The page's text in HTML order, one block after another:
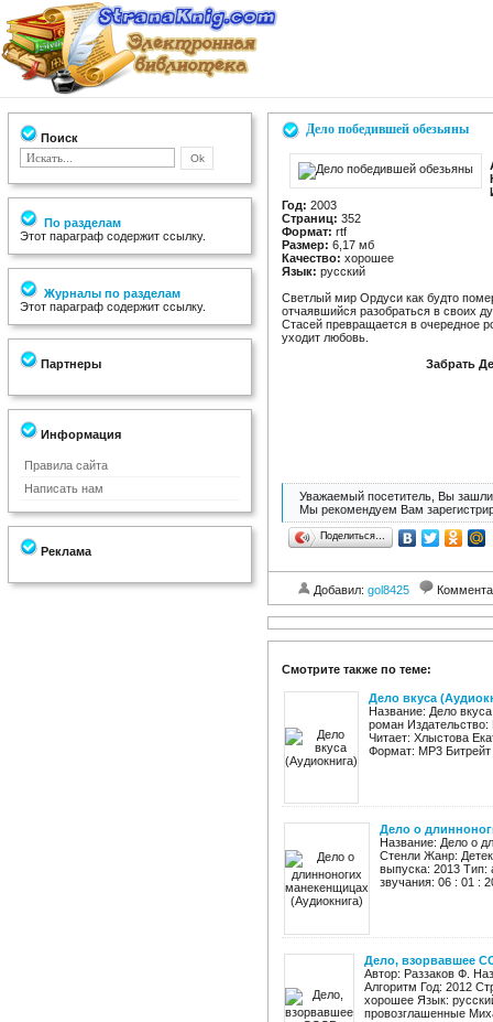
Поиск
По разделам
Этот параграф содержит ссылку.
Журналы по разделам
Этот параграф содержит ссылку.
Партнеры
Информация
Правила сайта
Написать нам
Реклама
Дело победившей обезьяны
Год: 2003
Страниц: 352
Формат: rtf
Размер: 6,17 мб
Качество: хорошее
Язык: русский
Светлый мир Ордуси как будто
отчаявшийся разобраться в своих
Стасей превращается в очередное
уходит любовь.
Забрать
Уважаемый посетитель, Вы зашли
Мы рекомендуем Вам
Поделиться…
Добавил: gol8425
Смотрите также по теме:
Дело вкуса
Название: Дело
роман Издательство:
Читает: Хлыстова
Формат: MP3
Дело о
Название: Дело о
Стенли Жанр:
выпуска: 2013 Тип:
звучания: 06 : 01 :
Дело, взорвавшее
Автор: Раззаков Ф.
Алгоритм Год: 2012
хорошее Язык:
провозглашенные